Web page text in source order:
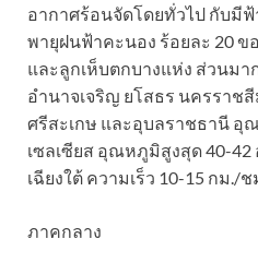
อากาศร้อนจัดโดยทั่วไป กับมี
พายุฝนฟ้าคะนอง ร้อยละ 20
และลูกเห็บตกบางแห่ง ส่วนม
อำนาจเจริญ ยโสธร นครราช
ศรีสะเกษ และอุบลราชธานี อุ
เซลเซียส อุณหภูมิสูงสุด 40-42
เฉียงใต้ ความเร็ว 10-15 กม./ช
ภาคกลาง